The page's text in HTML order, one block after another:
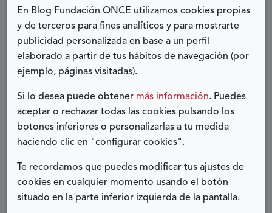
En Blog Fundación ONCE utilizamos cookies propias
y de terceros para fines analíticos y para mostrarte
publicidad personalizada en base a un perfil
elaborado a partir de tus hábitos de navegación (por
ejemplo, páginas visitadas).
Si lo desea puede obtener más información. Puedes
aceptar o rechazar todas las cookies pulsando los
botones inferiores o personalizarlas a tu medida
haciendo clic en "configurar cookies".
Te recordamos que puedes modificar tus ajustes de
cookies en cualquier momento usando el botón
situado en la parte inferior izquierda de la pantalla.
ESCUELA